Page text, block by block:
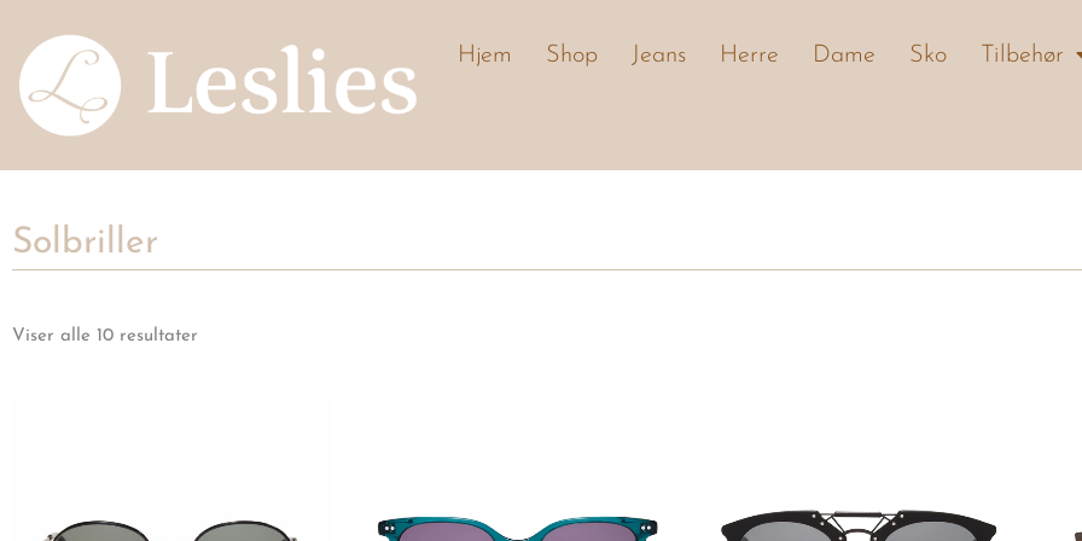
innholdet
Hjem Shop Jeans Herre Dame Sko Tilbehør
Solbriller
Viser alle 10 resultater
varianter.